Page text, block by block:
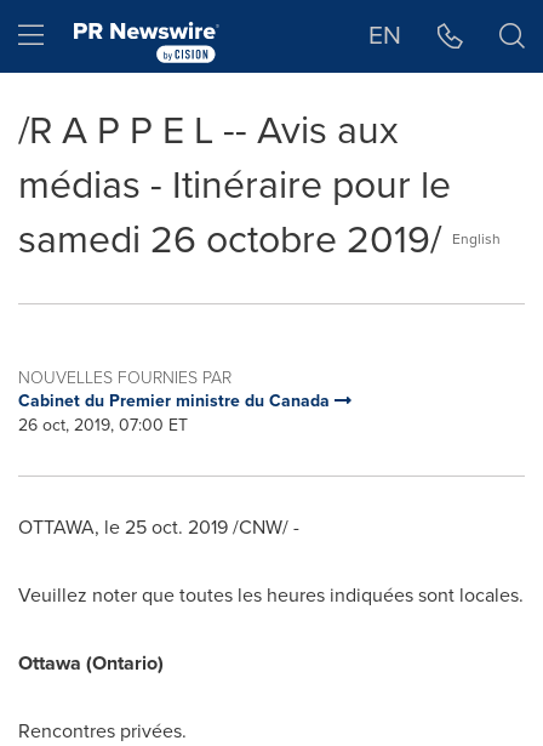
Hamburger menu EN
/R A P P E L -- Avis aux
médias - Itinéraire pour le
samedi 26 octobre 2019/ English
NOUVELLES FOURNIES PAR
Cabinet du Premier ministre du Canada
26 oct, 2019, 07:00 ET
OTTAWA, le25 oct. 2019/CNW/ -
Veuillez noter que toutes les heures indiquées sont locales.
Ottawa (Ontario)
Rencontres privées.